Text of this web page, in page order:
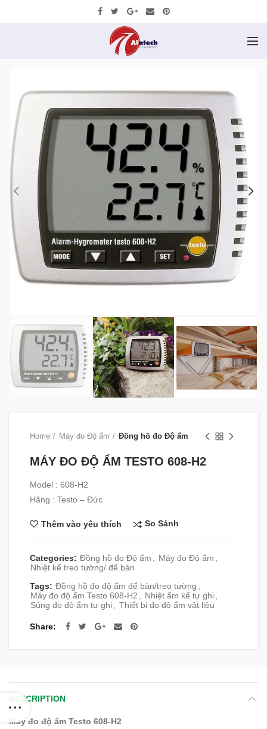
Home Máy đo Độ ẩm Đồng hồ đo Độ ẩm
MÁY ĐO ĐỘ ẨM TESTO 608-H2
Model : 608-H2
Hãng : Testo – Đức
Thêm vào yêu thích So Sánh
Categories: Đồng hồ đo Độ ẩm Máy đo Độ ẩm
Nhiệt kế treo tường/ để bàn
Tags: Đồng hồ đo độ ẩm để bàn/treo tường
Máy đo độ ẩm Testo 608-H2
Nhiệt ẩm kế tự ghi
Súng đo độ ẩm tự ghi
Thiết bị đo độ ẩm vật liệu
Share
DESCRIPTION
Máy đo độ ẩm Testo 608-H2